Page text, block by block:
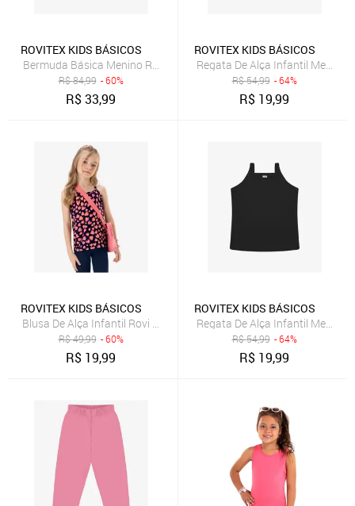
ROVITEX KIDS BÁSICOS
Bermuda Básica Menino Rovi Kids Azul
R$84,99 - 60%
R$33,99
ROVITEX KIDS BÁSICOS
Regata De Alça Infantil Menina
R$54,99 - 64%
R$ 19,99
ROVITEX KIDS BÁSICOS
Blusa De Alça Infantil Rovi Kids Azul
R$49,99 - 60%
R$ 19,99
ROVITEX KIDS BÁSICOS
Regata De Alça Infantil Menina
R$54,99 - 64%
R$ 19,99